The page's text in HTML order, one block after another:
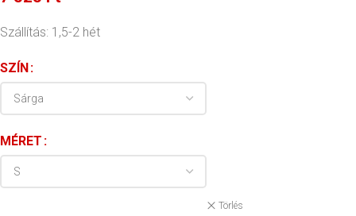
Szállítás: 1,5-2 hét
SZÍN
MÉRET
Törlés